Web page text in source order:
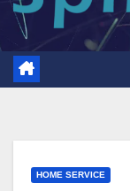
HOME SERVICE